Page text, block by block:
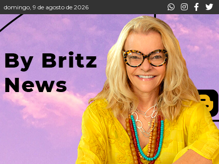
domingo, 9 de agosto de 2026